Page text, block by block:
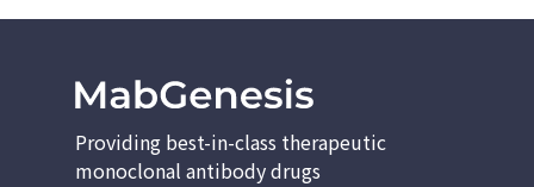
Providing best-in-class therapeutic
monoclonal antibody drugs